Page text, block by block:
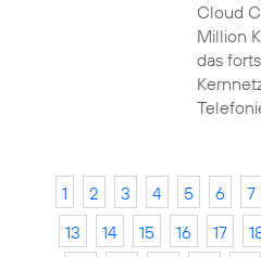
Cloud
Million
das
1 2 3 4 5 6 7
13
14 15 16 17